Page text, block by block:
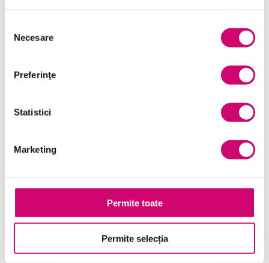
consimțământului
Necesare
Preferinţe
Statistici
Marketing
Permite toate
Permite selecția
Facilitarea îmbunătățirii proceselor de business
19 minute Toate Nivelele